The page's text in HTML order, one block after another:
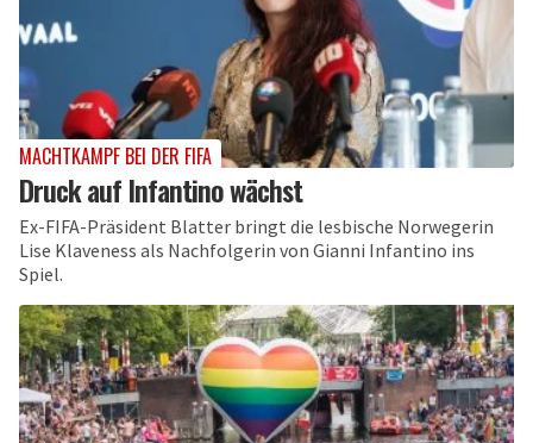
MACHTKAMPF BEI DER FIFA
Druck auf Infantino wächst
Ex-FIFA-Präsident Blatter bringt die lesbische Norwegerin
Lise Klaveness als Nachfolgerin von Gianni Infantino ins
Spiel.